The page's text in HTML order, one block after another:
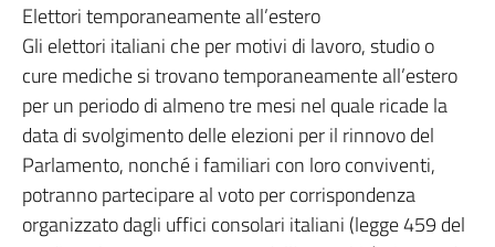
Elettori temporaneamente all’estero
Gli elettori italiani che per motivi di lavoro, studio o
cure mediche si trovano temporaneamente all’estero
per un periodo di almeno tre mesi nel quale ricade la
data di svolgimento delle elezioni per il rinnovo del
Parlamento, nonché i familiari con loro conviventi,
potranno partecipare al voto per corrispondenza
organizzato dagli uffici consolari italiani (legge 459 del